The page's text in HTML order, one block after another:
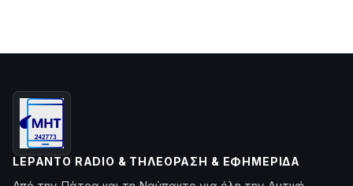
LEPANTO RADIO & ΤΗΛΕΌΡΑΣΗ & ΕΦΗΜΕΡΊΔΑ